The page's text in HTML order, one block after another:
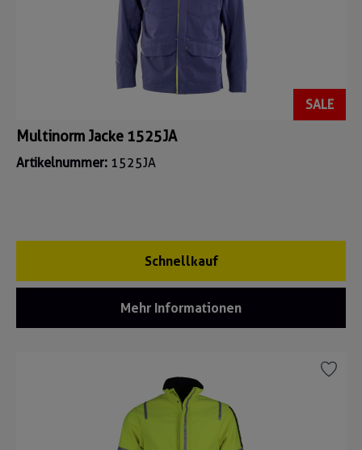
SALE
Multinorm Jacke 1525JA
Artikelnummer: 1525JA
Schnellkauf
Mehr Informationen